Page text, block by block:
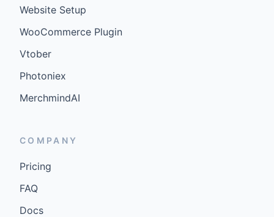
Website Setup
WooCommerce Plugin
Vtober
Photoniex
MerchmindAI
COMPANY
Pricing
FAQ
Docs